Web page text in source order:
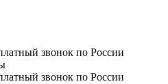
звонок по России
звонок по России